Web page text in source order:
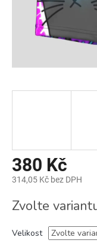
380 Kč
314,05 Kč bez DPH
cena:
Zvolte
Velikost